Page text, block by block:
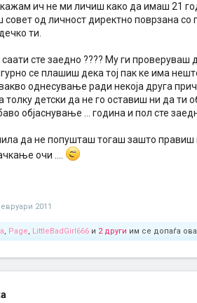
ич не ми личиш како да имаш 21
од личност директно поврзана со
ти.
саати сте заедно ???? Му ги
се плашиш дека тој пак ке има
однесување ради некоја друга
толку детски да не го оставиш ни да
објаснување ... година и пол сте
да не попушташ тогаш зашто правиш
очи ....
2011
, Page, LittleBadGirl666 и 2 други им се допаѓа